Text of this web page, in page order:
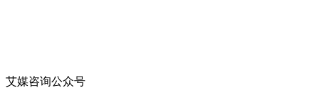
艾媒咨询公众号